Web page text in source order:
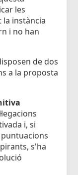
les
la instància
i no han
de dos
a la proposta
i, si
s'ha